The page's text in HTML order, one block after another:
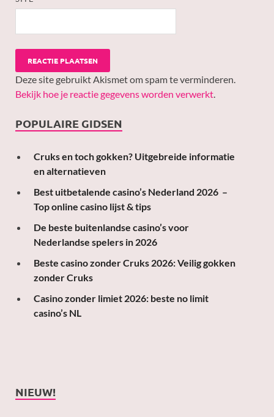
Deze site gebruikt Akismet om spam te verminderen.
Bekijk hoe je reactie gegevens worden verwerkt.
POPULAIRE GIDSEN
Cruks en toch gokken? Uitgebreide informatie
en alternatieven
Best uitbetalende casino’s Nederland 2026 –
Top online casino lijst & tips
De beste buitenlandse casino’s voor
Nederlandse spelers in 2026
Beste casino zonder Cruks 2026: Veilig gokken
zonder Cruks
Casino zonder limiet 2026: beste no limit
casino’s NL
NIEUW!